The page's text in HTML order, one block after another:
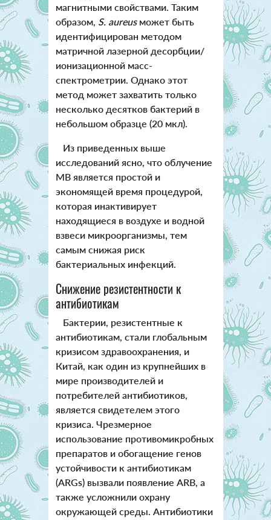
магнитными свойствами. Таким
образом, S. aureusможет быть
идентифицирован методом
матричной лазерной десорбции/
ионизационной масс-
спектрометрии. Однако этот
метод может захватить только
несколько десятков бактерий в
небольшом образце (20 мкл).
Из приведенных выше
исследований ясно, что облучение
МВ является простой и
экономящей время процедурой,
которая инактивирует
находящиеся в воздухе и водной
взвеси микроорганизмы, тем
самым снижая риск
бактериальных инфекций.
Снижение резистентности к
антибиотикам
Бактерии, резистентные к
антибиотикам, стали глобальным
кризисом здравоохранения, и
Китай, как один из крупнейших в
мире производителей и
потребителей антибиотиков,
является свидетелем этого
кризиса. Чрезмерное
использование противомикробных
препаратов и обогащение генов
устойчивости к антибиотикам
(ARGs) вызвали появление ARB, а
также усложнили охрану
окружающей среды. Антибиотики